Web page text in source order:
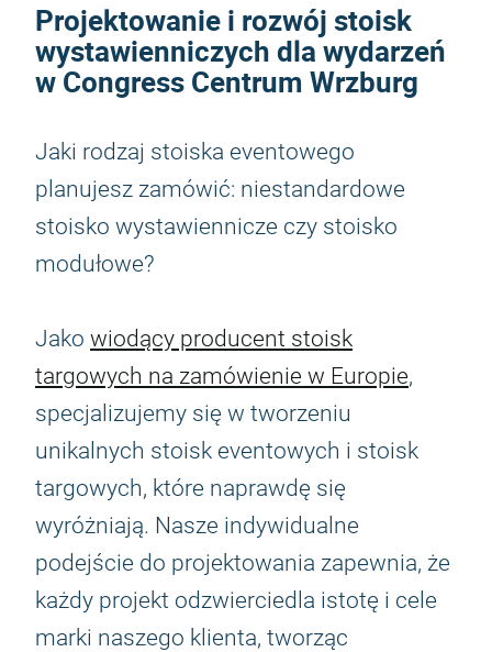
Projektowanie i rozwój stoisk
wystawienniczych dla wydarzeń
w Congress Centrum Wrzburg
Jaki rodzaj stoiska eventowego
planujesz zamówić: niestandardowe
stoisko wystawiennicze czy stoisko
modułowe?
Jako wiodący producent stoisk
targowych na zamówienie w Europie,
specjalizujemy się w tworzeniu
unikalnych stoisk eventowych i stoisk
targowych, które naprawdę się
wyróżniają. Nasze indywidualne
podejście do projektowania zapewnia, że
każdy projekt odzwierciedla istotę i cele
marki naszego klienta, tworząc